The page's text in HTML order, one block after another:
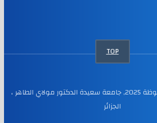
TOP
جميع الحقوق محفوظة 2025, جامعة سعيدة الدكتور مولاي الطاهر ،
الجزائر